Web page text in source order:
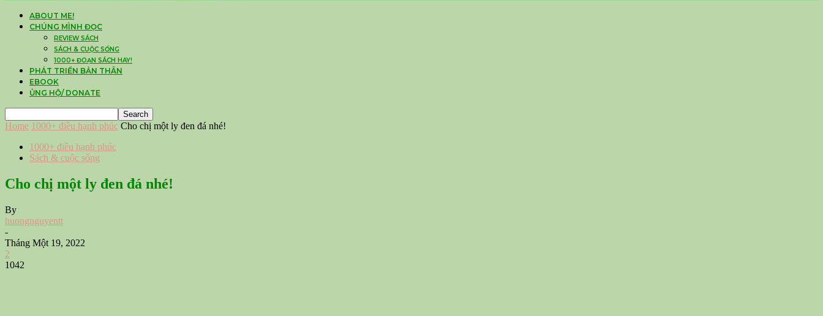
ABOUT ME!
CHÚNG MÌNH ĐỌC
REVIEW SÁCH
SÁCH & CUỘC SỐNG
1000+ ĐOẠN SÁCH HAY!
PHÁT TRIỂN BẢN THÂN
EBOOK
ỦNG HỘ/ DONATE
Home 1000+ điều hạnh phúc Cho chị một ly đen đá nhé!
1000+ điều hạnh phúc
Sách & cuộc sống
Cho chị một ly đen đá nhé!
By
huongnguyentt
-
Tháng Một 19, 2022
2
1042